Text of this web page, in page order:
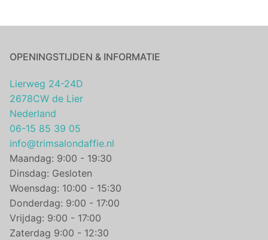
OPENINGSTIJDEN & INFORMATIE
Lierweg 24-24D
2678CW de Lier
Nederland
06-15 85 39 05
info@trimsalondaffie.nl
Maandag: 9:00 - 19:30
Dinsdag: Gesloten
Woensdag: 10:00 - 15:30
Donderdag: 9:00 - 17:00
Vrijdag: 9:00 - 17:00
Zaterdag 9:00 - 12:30